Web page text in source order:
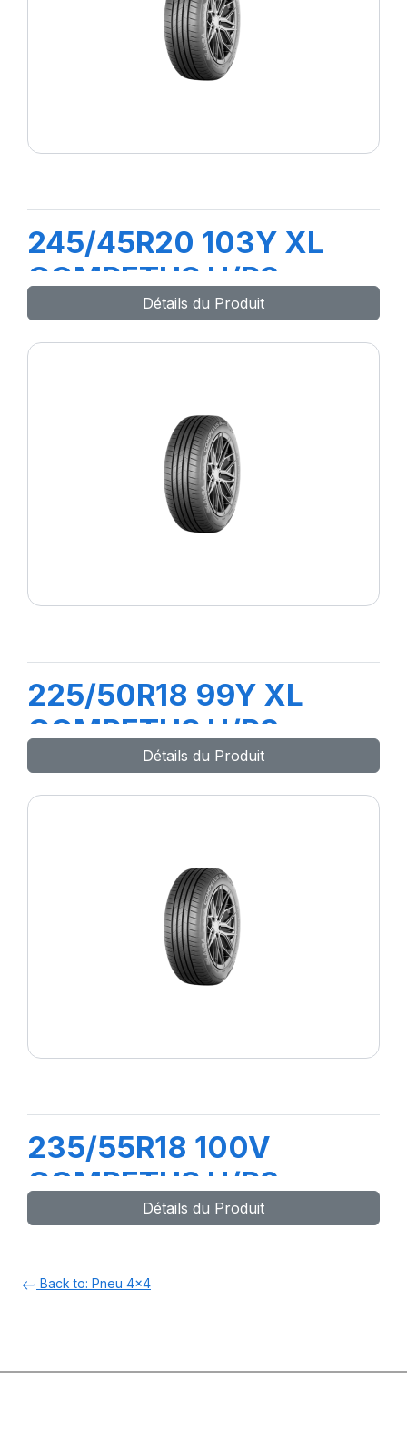
245/45R20 103Y XL
COMPETUS H/P3
Détails du Produit
225/50R18 99Y XL
COMPETUS H/P3
Détails du Produit
235/55R18 100V
COMPETUS H/P3
Détails du Produit
Back to: Pneu 4x4